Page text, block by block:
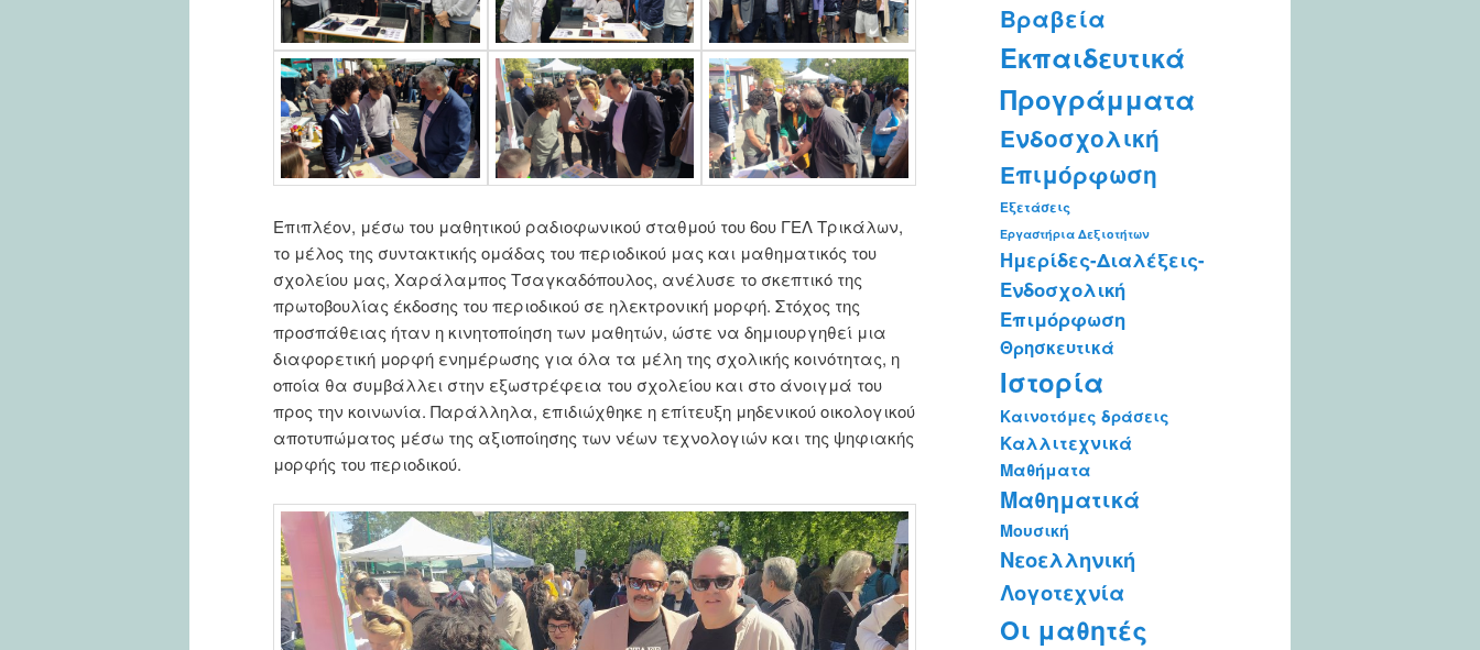
Επιπλέον, μέσω του μαθητικού ραδιοφωνικού σταθμού του 6ου ΓΕΛ Τρικάλων,
το μέλος της συντακτικής ομάδας του περιοδικού μας και μαθηματικός του
σχολείου μας, Χαράλαμπος Τσαγκαδόπουλος, ανέλυσε το σκεπτικό της
πρωτοβουλίας έκδοσης του περιοδικού σε ηλεκτρονική μορφή. Στόχος της
προσπάθειας ήταν η κινητοποίηση των μαθητών, ώστε να δημιουργηθεί μια
διαφορετική μορφή ενημέρωσης για όλα τα μέλη της σχολικής κοινότητας, η
οποία θα συμβάλλει στην εξωστρέφεια του σχολείου και στο άνοιγμά του
προς την κοινωνία. Παράλληλα, επιδιώχθηκε η επίτευξη μηδενικού οικολογικού
αποτυπώματος μέσω της αξιοποίησης των νέων τεχνολογιών και της ψηφιακής
μορφής του περιοδικού.
Βραβεία
Εκπαιδευτικά
Προγράμματα
Ενδοσχολική
Επιμόρφωση
Εξετάσεις
Εργαστήρια Δεξιοτήτων
Ημερίδες-Διαλέξεις-
Ενδοσχολική
Επιμόρφωση
Θρησκευτικά
Ιστορία
Καινοτόμες δράσεις
Καλλιτεχνικά
Μαθήματα
Μαθηματικά
Μουσική
Νεοελληνική
Λογοτεχνία
Οι μαθητές